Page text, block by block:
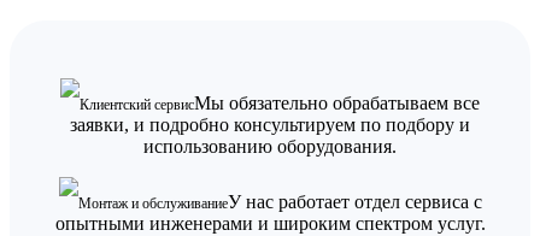
Клиентский сервисМы обязательно обрабатываем все
заявки, и подробно консультируем по подбору и
использованию оборудования.
Монтаж и обслуживаниеУ нас работает отдел сервиса с
опытными инженерами и широким спектром услуг.